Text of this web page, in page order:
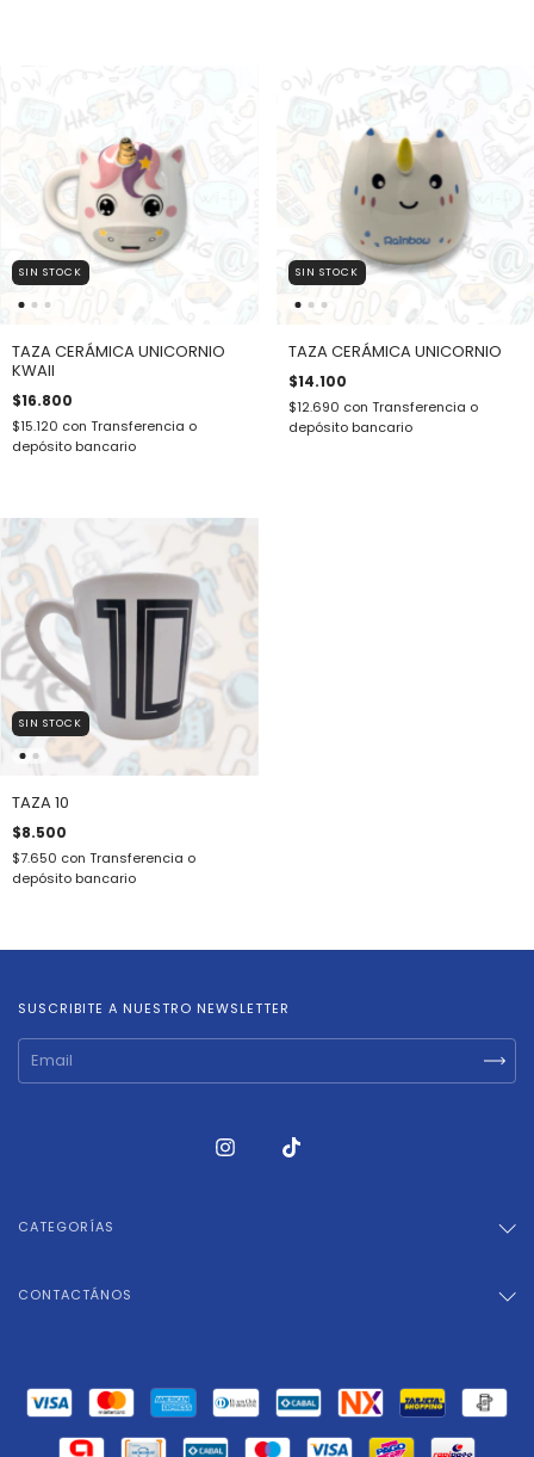
SIN STOCK
TAZA CERÁMICA UNICORNIO
KWAII
$16.800
$15.120 con Transferencia o
depósito bancario
SIN STOCK
TAZA CERÁMICA UNICORNIO
$14.100
$12.690 con Transferencia o
depósito bancario
SIN STOCK
TAZA 10
$8.500
$7.650 con Transferencia o
depósito bancario
SUSCRIBITE A NUESTRO NEWSLETTER
CATEGORÍAS
CONTACTÁNOS